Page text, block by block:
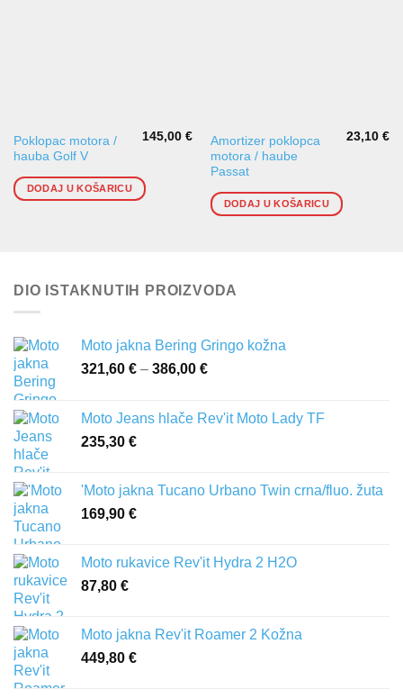
Poklopac motora /
hauba Golf V
145,00€
DODAJ U KOŠARICU
Amortizer poklopca
motora / haube
Passat
23,10€
DODAJ U KOŠARICU
DIO ISTAKNUTIH PROIZVODA
Moto jakna Bering Gringo kožna
321,60 € – 386,00 €
321,60 €
Moto Jeans hlače Rev'it Moto Lady TF
235,30 €
'Moto jakna Tucano Urbano Twin crna/fluo. žuta
169,90 €
Moto rukavice Rev'it Hydra 2 H2O
87,80 €
Moto jakna Rev'it Roamer 2 Kožna
449,80 €